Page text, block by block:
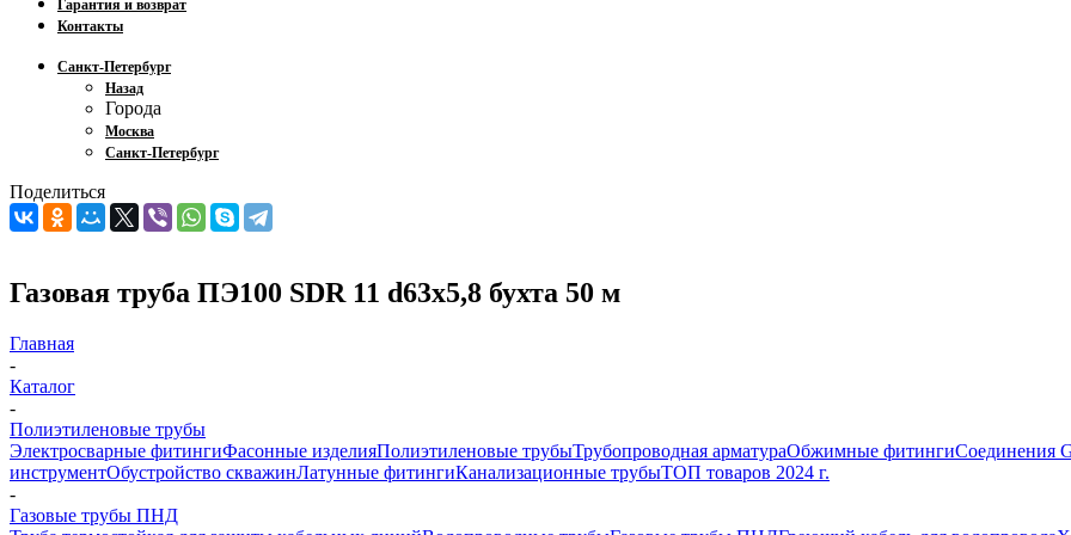
Гарантия и возврат
Контакты
Санкт-Петербург
Назад
Города
Москва
Санкт-Петербург
Поделиться
Газовая труба ПЭ100 SDR 11 d63х5,8 бухта 50 м
Главная
-
Каталог
-
Полиэтиленовые трубы
Электросварные фитингиФасонные изделияПолиэтиленовые трубыТрубопроводная арматураОбжимные фитингиСоединения
инструментОбустройство скважинЛатунные фитингиКанализационные трубыТОП товаров 2024 г.
-
Газовые трубы ПНД